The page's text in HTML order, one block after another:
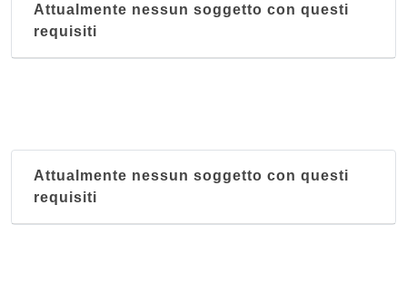
Attualmente nessun soggetto con questi
requisiti
Attualmente nessun soggetto con questi
requisiti